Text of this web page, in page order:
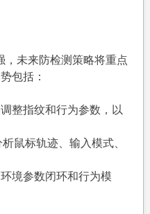
，未来防检测策略将重点
包括：
整指纹和行为参数，以
鼠标轨迹、输入模式、
境参数闭环和行为模